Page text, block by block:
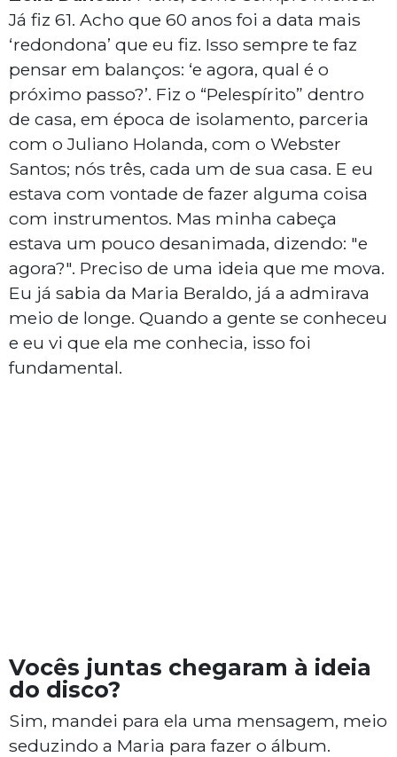
Já fiz 61. Acho que 60 anos foi a data mais
‘redondona’ que eu fiz. Isso sempre te faz
pensar em balanços: ‘e agora, qual é o
próximo passo?’. Fiz o “Pelespírito” dentro
de casa, em época de isolamento, parceria
com o Juliano Holanda, com o Webster
Santos; nós três, cada um de sua casa. E eu
estava com vontade de fazer alguma coisa
com instrumentos. Mas minha cabeça
estava um pouco desanimada, dizendo: "e
agora?". Preciso de uma ideia que me mova.
Eu já sabia da Maria Beraldo, já a admirava
meio de longe. Quando a gente se conheceu
e eu vi que ela me conhecia, isso foi
fundamental.
Vocês juntas chegaram à ideia
do disco?
Sim, mandei para ela uma mensagem, meio
seduzindo a Maria para fazer o álbum.